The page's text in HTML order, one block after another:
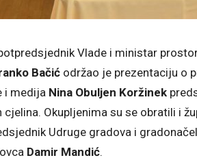
Vlade i ministar
Bačić održao je prezentaciju o
i medija Nina Obuljen Koržinek
Okupljenima su se obratili i
Udruge gradova i
Damir Mandić.